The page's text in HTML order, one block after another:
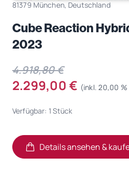
81379 München, Deutschland
Cube Reaction
2023
4.918,80 €
2.299,00 € (inkl. 20,00
Verfügbar: 1 Stück
Details ansehen &
(öffnet in
(öffnet in